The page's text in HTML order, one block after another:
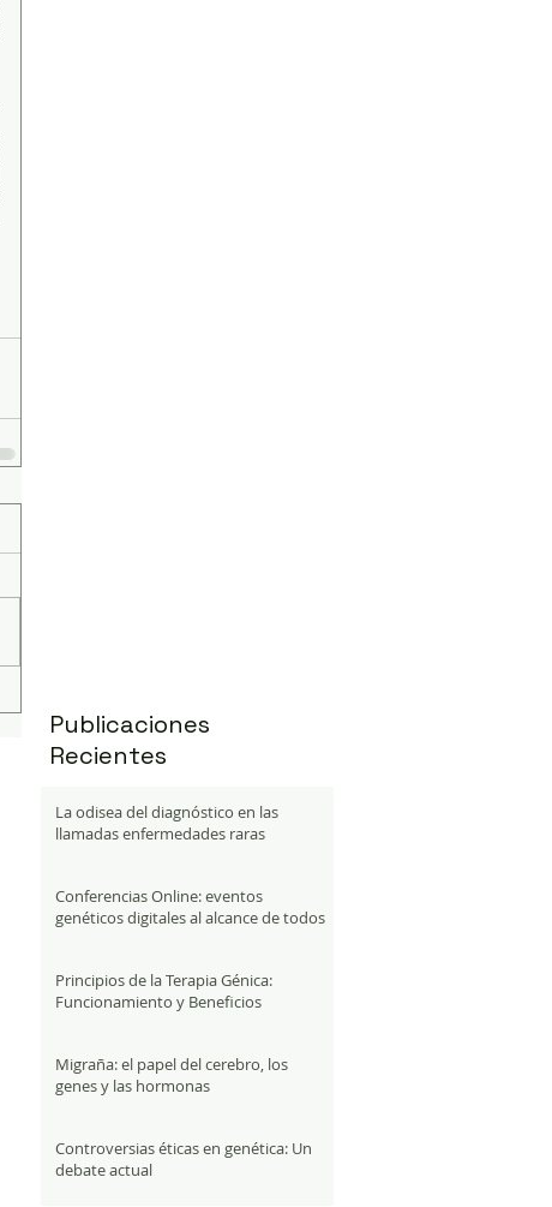
Publicaciones
Recientes
La odisea del diagnóstico en las
llamadas enfermedades raras
Conferencias Online: eventos
genéticos digitales al alcance de todos
Principios de la Terapia Génica:
Funcionamiento y Beneficios
Migraña: el papel del cerebro, los
genes y las hormonas
Controversias éticas en genética: Un
debate actual